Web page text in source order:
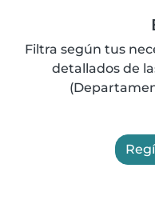
Filtra según tus
detallados de